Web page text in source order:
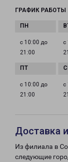
ГРАФИК РАБОТЫ
с 10:00 до
21:00
с
с 10:00 до
21:00
с
Доставка
Из филиала в
следующие